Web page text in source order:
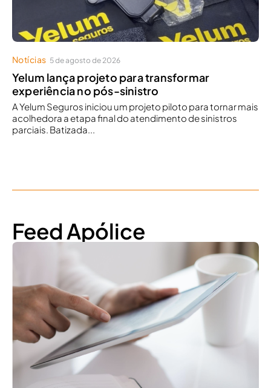
Notícias 5 de agosto de 2026
Yelum lança projeto para transformar
experiência no pós-sinistro
A Yelum Seguros iniciou um projeto piloto para tornar mais
acolhedora a etapa final do atendimento de sinistros
parciais. Batizada...
Feed Apólice